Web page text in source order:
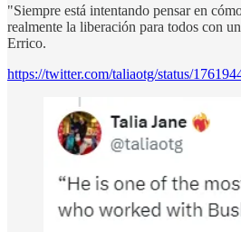
"Siempre está intentando pensar en
realmente la liberación para todos con
Errico.
https://twitter.com/taliaotg/status/